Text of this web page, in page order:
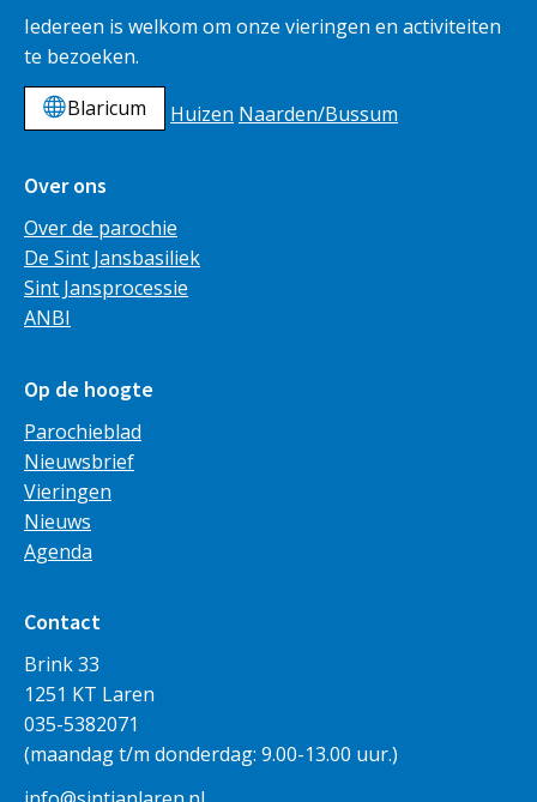
Iedereen is welkom om onze vieringen en activiteiten
te bezoeken.
Blaricum
Huizen Naarden/Bussum
Over ons
Over de parochie
De Sint Jansbasiliek
Sint Jansprocessie
ANBI
Op de hoogte
Parochieblad
Nieuwsbrief
Vieringen
Nieuws
Agenda
Contact
Brink 33
1251 KT Laren
035-5382071
(maandag t/m donderdag: 9.00-13.00 uur.)